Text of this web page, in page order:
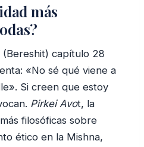
más
(Bereshit) capítulo 28
«No sé qué viene a
Si creen que estoy
Pirkei Avot, la
filosóficas sobre
ético en la Mishna,